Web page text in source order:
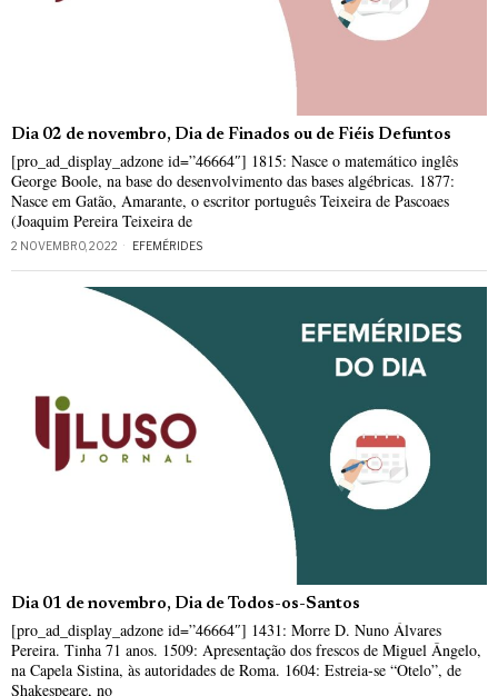
Dia 02 de novembro, Dia de Finados ou de Fiéis Defuntos
[pro_ad_display_adzone id=”46664″] 1815: Nasce o matemático inglês
George Boole, na base do desenvolvimento das bases algébricas. 1877:
Nasce em Gatão, Amarante, o escritor português Teixeira de Pascoaes
(Joaquim Pereira Teixeira de
2 NOVEMBRO, 2022 EFEMÉRIDES
Dia 01 de novembro, Dia de Todos-os-Santos
[pro_ad_display_adzone id=”46664″] 1431: Morre D. Nuno Álvares
Pereira. Tinha 71 anos. 1509: Apresentação dos frescos de Miguel Ângelo,
na Capela Sistina, às autoridades de Roma. 1604: Estreia-se “Otelo”, de
Shakespeare, no